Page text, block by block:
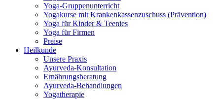
Yoga-Gruppenunterricht
Yogakurse mit Krankenkassenzuschuss (Prävention)
Yoga für Kinder & Teenies
Yoga für Firmen
Preise
Heilkunde
Unsere Praxis
Ayurveda-Konsultation
Ernährungsberatung
Ayurveda-Behandlungen
Yogatherapie